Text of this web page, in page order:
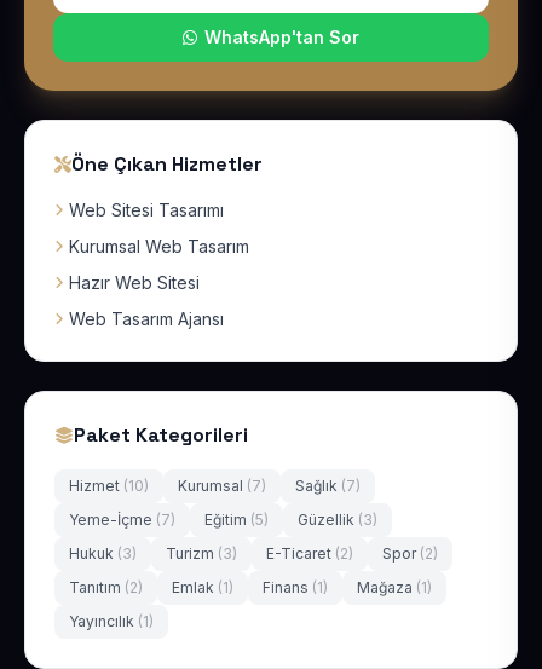
WhatsApp'tan Sor
Öne Çıkan Hizmetler
Web Sitesi Tasarımı
Kurumsal Web Tasarım
Hazır Web Sitesi
Web Tasarım Ajansı
Paket Kategorileri
Hizmet (10) Kurumsal (7) Sağlık (7)
Yeme-İçme (7) Eğitim (5) Güzellik (3)
Hukuk (3) Turizm (3) E-Ticaret (2) Spor (2)
Tanıtım (2) Emlak (1) Finans (1) Mağaza (1)
Yayıncılık (1)